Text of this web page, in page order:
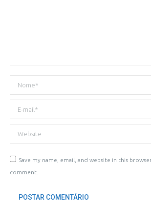
Nome *
E-mail *
Website
Save my name, email, and website in this
comment.
POSTAR COMENTÁRIO